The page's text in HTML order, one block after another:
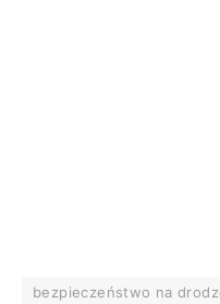
bezpieczeństwo na